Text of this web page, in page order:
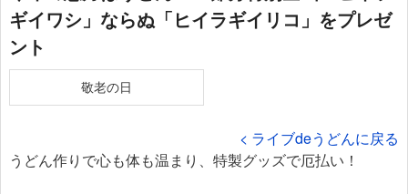
ギイワシ」ならぬ「ヒイラギイリコ」をプレゼ
ント
敬老の日
< ライブdeうどんに戻る
うどん作りで心も体も温まり、特製グッズで厄払い！